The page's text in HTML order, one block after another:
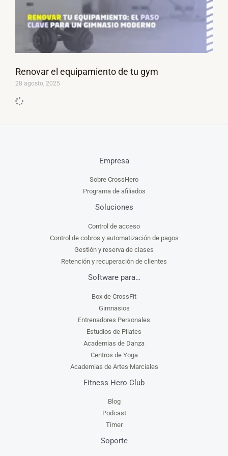
Renovar el equipamiento de tu gym
28 agosto, 2025
Empresa
Sobre CrossHero
Programa de afiliados
Soluciones
Control de acceso
Control de cobros y automatización de pagos
Gestión y reserva de clases
Retención y recuperación de clientes
Software para…
Box de CrossFit
Gimnasios
Entrenadores Personales
Estudios de Pilates
Academias de Danza
Centros de Yoga
Academias de Artes Marciales
Fitness Hero Club
Blog
Podcast
Timer
Soporte